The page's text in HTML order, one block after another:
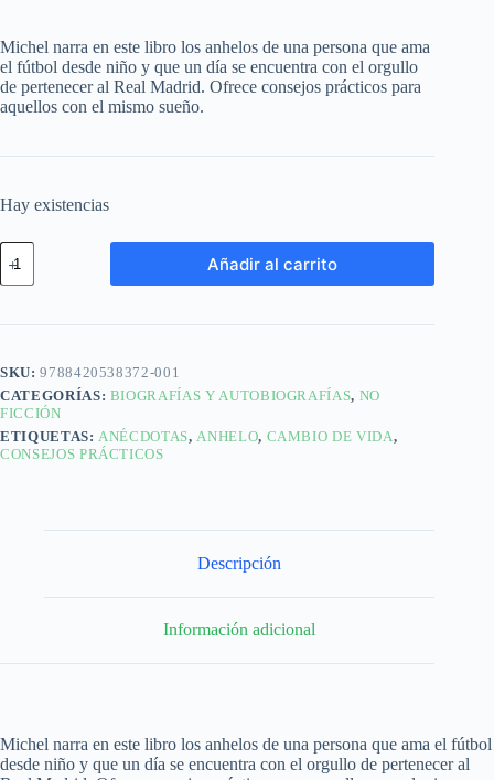
Michel narra en este libro los anhelos de una persona que ama
el fútbol desde niño y que un día se encuentra con el orgullo
de pertenecer al Real Madrid. Ofrece consejos prácticos para
aquellos con el mismo sueño.
Hay existencias
Añadir al carrito
SKU:9788420538372-001
CATEGORÍAS: BIOGRAFÍAS Y AUTOBIOGRAFÍAS, NO
FICCIÓN
ETIQUETAS:ANÉCDOTAS,ANHELO, CAMBIO DE VIDA,
CONSEJOS PRÁCTICOS
Descripción
Información adicional
Michel narra en este libro los anhelos de una persona que ama el fútbol
desde niño y que un día se encuentra con el orgullo de pertenecer al